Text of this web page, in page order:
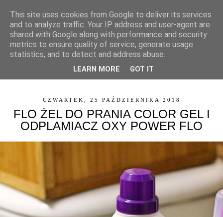
▼
CZWARTEK, 25 PAŹDZIERNIKA 2018
FLO ŻEL DO PRANIA COLOR GEL I
ODPLAMIACZ OXY POWER FLO
This site uses cookies from Google to deliver its services
and to analyze traffic. Your IP address and user-agent are
shared with Google along with performance and security
metrics to ensure quality of service, generate usage
statistics, and to detect and address abuse.
LEARN MORE GOT IT